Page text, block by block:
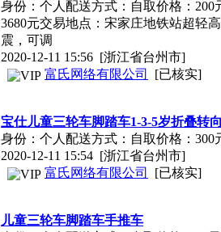
身份：个人配送方式：自取价格：200
3680元交易地点：宋家庄地铁站超轻
震，可调
2020-12-11 15:56 [浙江省台州市]
富氏网络有限公司
[已核实]
宝仕儿童三轮车脚踏车1-3-5岁折叠转
身份：个人配送方式：自取价格：
2020-12-11 15:54 [浙江省台州市]
富氏网络有限公司
[已核实]
儿童三轮车脚踏车手推车